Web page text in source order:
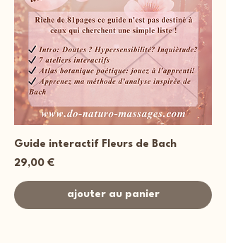
Guide interactif Fleurs de Bach
Prix
29,00 €
ajouter au panier